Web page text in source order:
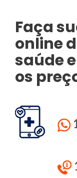
Faça
online
saúde
os